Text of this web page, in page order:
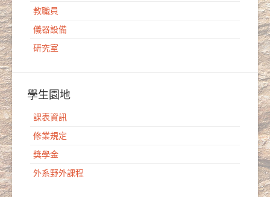
教職員
儀器設備
研究室
學生園地
課表資訊
修業規定
獎學金
外系野外課程